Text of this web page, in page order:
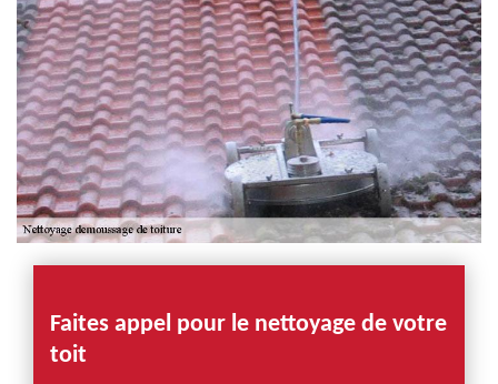
Faites appel pour le nettoyage de votre
toit